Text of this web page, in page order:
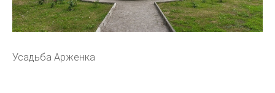
Усадьба Арженка